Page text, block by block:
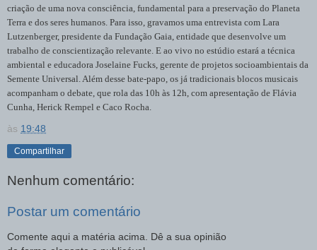
criação de uma nova consciência, fundamental para a preservação do Planeta
Terra e dos seres humanos. Para isso, gravamos uma entrevista com Lara
Lutzenberger, presidente da Fundação Gaia, entidade que desenvolve um
trabalho de conscientização relevante. E ao vivo no estúdio estará a técnica
ambiental e educadora Joselaine Fucks, gerente de projetos socioambientais da
Semente Universal. Além desse bate-papo, os já tradicionais blocos musicais
acompanham o debate, que rola das 10h às 12h, com apresentação de Flávia
Cunha, Herick Rempel e Caco Rocha.
às 19:48
Compartilhar
Nenhum comentário:
Postar um comentário
Comente aqui a matéria acima. Dê a sua opinião